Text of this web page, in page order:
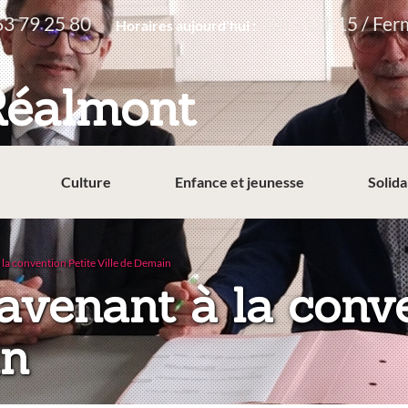
79 25 80 Horaires aujourd'hui : 8h - 12h15 /
Culture Enfance et jeunesse
convention Petite Ville de Demain
à la